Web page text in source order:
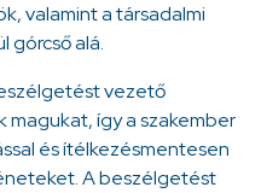
valamint a társadalmi
górcső alá.
vezető
így a szakember
és ítélkezésmentesen
A beszélgetést